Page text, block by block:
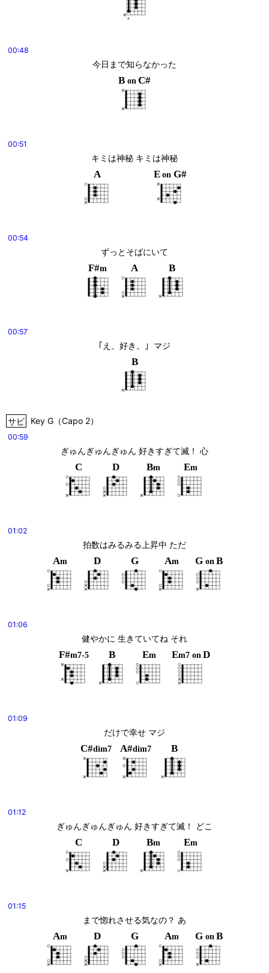
00:48
今日まで知らなかった
B on C#
00:51
キミは神秘 キミは神秘
A E on G#
00:54
ずっとそばにいて
F#m A B
00:57
｢え、好き。｣  マジ
B
サビ Key G（Capo 2）
00:59
ぎゅんぎゅんぎゅん 好きすぎて滅！ 心
C D Bm Em
01:02
拍数はみるみる上昇中 ただ
Am D G Am G on B
01:06
健やかに 生きていてね それ
F#m7-5 B Em Em7 on D
01:09
だけで幸せ マジ
C#dim7 A#dim7 B
01:12
ぎゅんぎゅんぎゅん 好きすぎて滅！ どこ
C D Bm Em
01:15
まで惚れさせる気なの？ あ
Am D G Am G on B